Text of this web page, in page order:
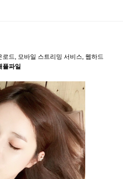
로드, 모바일 스트리밍 서비스, 웹하드
플파일